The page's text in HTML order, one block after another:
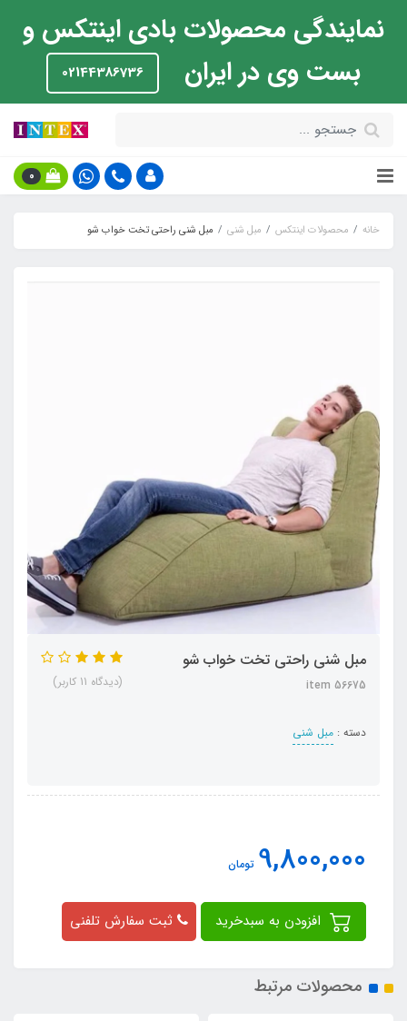
نمایندگی محصولات بادی اینتکس و
بست وی در ایران
02144386736
0
خانه محصولات اینتکس مبل شنی مبل شنی راحتی تخت خواب شو
مبل شنی راحتی تخت خواب شو
item 56675
دسته : مبل شنی
(دیدگاه 11 کاربر)
9,800,000 تومان
ثبت سفارش تلفنی
محصولات مرتبط